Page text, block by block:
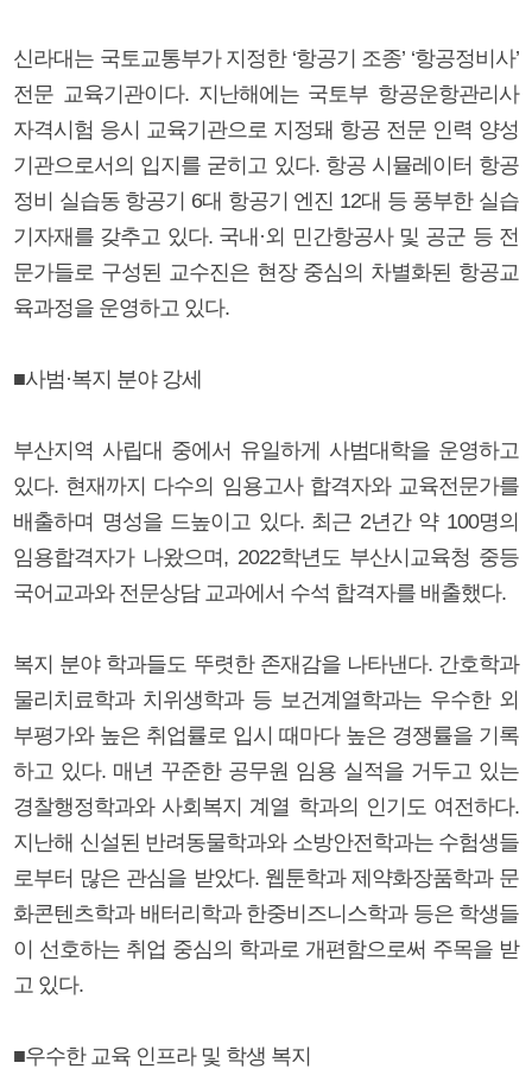
신라대는 국토교통부가 지정한 ‘항공기 조종’ ‘항공정비사’
전문 교육기관이다. 지난해에는 국토부 항공운항관리사
자격시험 응시 교육기관으로 지정돼 항공 전문 인력 양성
기관으로서의 입지를 굳히고 있다. 항공 시뮬레이터 항공
정비 실습동 항공기 6대 항공기 엔진 12대 등 풍부한 실습
기자재를 갖추고 있다. 국내·외 민간항공사 및 공군 등 전
문가들로 구성된 교수진은 현장 중심의 차별화된 항공교
육과정을 운영하고 있다.
■사범·복지 분야 강세
부산지역 사립대 중에서 유일하게 사범대학을 운영하고
있다. 현재까지 다수의 임용고사 합격자와 교육전문가를
배출하며 명성을 드높이고 있다. 최근 2년간 약 100명의
임용합격자가 나왔으며, 2022학년도 부산시교육청 중등
국어교과와 전문상담 교과에서 수석 합격자를 배출했다.
복지 분야 학과들도 뚜렷한 존재감을 나타낸다. 간호학과
물리치료학과 치위생학과 등 보건계열학과는 우수한 외
부평가와 높은 취업률로 입시 때마다 높은 경쟁률을 기록
하고 있다. 매년 꾸준한 공무원 임용 실적을 거두고 있는
경찰행정학과와 사회복지 계열 학과의 인기도 여전하다.
지난해 신설된 반려동물학과와 소방안전학과는 수험생들
로부터 많은 관심을 받았다. 웹툰학과 제약화장품학과 문
화콘텐츠학과 배터리학과 한중비즈니스학과 등은 학생들
이 선호하는 취업 중심의 학과로 개편함으로써 주목을 받
고 있다.
■우수한 교육 인프라 및 학생 복지